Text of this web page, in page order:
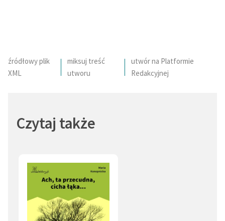
Europie (Italia). Ostatnie lata życia poświęciła
poematowi
Pan Balcer w Brazylii .
źródłowy plik
XML
miksuj treść
utworu
utwór na Platformie
Redakcyjnej
Czytaj także